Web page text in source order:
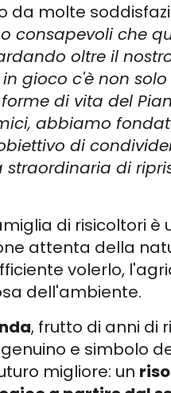
da molte
consapevoli che
oltre il
gioco c'è non
di vita del
abbiamo
di
straordinaria di
di risicoltori è
attenta della
volerlo,
dell'ambiente.
, frutto di anni di
genuino e simbolo
migliore: un